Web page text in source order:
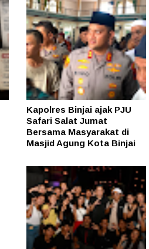
Kapolres Binjai ajak PJU
Safari Salat Jumat
Bersama Masyarakat di
Masjid Agung Kota Binjai